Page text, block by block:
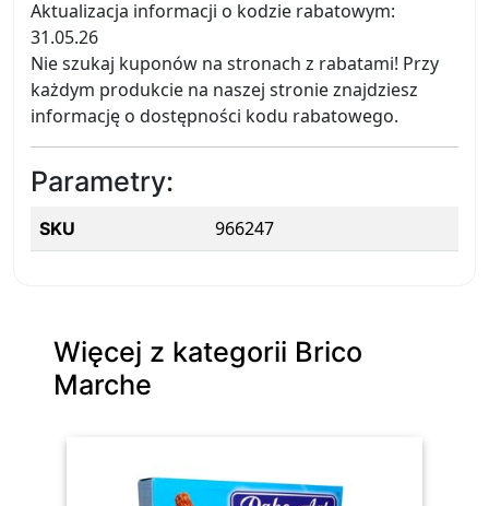
Aktualizacja informacji o kodzie rabatowym:
31.05.26
Nie szukaj kuponów na stronach z rabatami! Przy
każdym produkcie na naszej stronie znajdziesz
informację o dostępności kodu rabatowego.
Parametry:
SKU 966247
Więcej z kategorii Brico
Marche